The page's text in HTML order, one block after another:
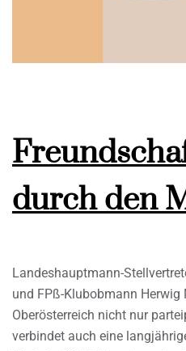
durch den
Landeshauptmann-
und FPß-Klubobmann Herwig
Oberösterreich nicht nur
verbindet auch eine